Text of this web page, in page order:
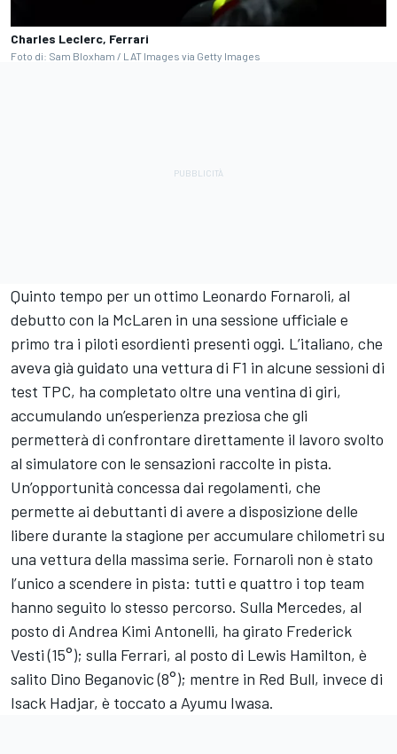
Charles Leclerc, Ferrari
Foto di: Sam Bloxham / LAT Images via Getty Images
Quinto tempo per un ottimo Leonardo Fornaroli, al
debutto con la McLaren in una sessione ufficiale e
primo tra i piloti esordienti presenti oggi. L’italiano, che
aveva già guidato una vettura di F1 in alcune sessioni di
test TPC, ha completato oltre una ventina di giri,
accumulando un’esperienza preziosa che gli
permetterà di confrontare direttamente il lavoro svolto
al simulatore con le sensazioni raccolte in pista.
Un’opportunità concessa dai regolamenti, che
permette ai debuttanti di avere a disposizione delle
libere durante la stagione per accumulare chilometri su
una vettura della massima serie. Fornaroli non è stato
l’unico a scendere in pista: tutti e quattro i top team
hanno seguito lo stesso percorso. Sulla Mercedes, al
posto di Andrea Kimi Antonelli, ha girato Frederick
Vesti (15°); sulla Ferrari, al posto di Lewis Hamilton, è
salito Dino Beganovic (8°); mentre in Red Bull, invece di
Isack Hadjar, è toccato a Ayumu Iwasa.